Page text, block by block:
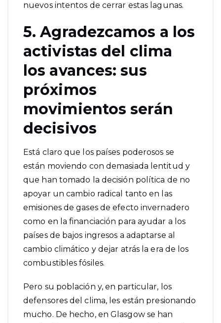
nuevos intentos de cerrar estas lagunas.
5. Agradezcamos a los
activistas del clima
los avances: sus
próximos
movimientos serán
decisivos
Está claro que los países poderosos se
están moviendo con demasiada lentitud y
que han tomado la decisión política de no
apoyar un cambio radical tanto en las
emisiones de gases de efecto invernadero
como en la financiación para ayudar a los
países de bajos ingresos a adaptarse al
cambio climático y dejar atrás la era de los
combustibles fósiles.
Pero su población y, en particular, los
defensores del clima, les están presionando
mucho. De hecho, en Glasgow se han